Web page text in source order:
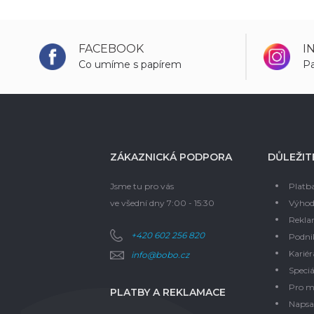
FACEBOOK
Co umíme s papírem
ZÁKAZNICKÁ PODPORA
Jsme tu pro vás
ve všední dny 7:00 - 15:30
+420 602 256 820
info@bobo.cz
PLATBY A REKLAMACE
Pro